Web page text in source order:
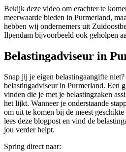
Bekijk deze video om erachter te
meerwaarde bieden in Purmerland,
hebben wij ondernemers uit
Ilpendam bijvoorbeeld ook geholpen
Belastingadviseur in
Snap jij je eigen belastingaangifte
belastingadviseur in Purmerland. Een
vinden die je met je belastingzaken
het lijkt. Wanneer je onderstaande
om uit te komen bij de meest
lees deze blogpost en vind de
jou verder helpt.
Spring direct naar: